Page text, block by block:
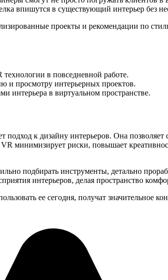
впишутся в существующий интерьер без
проекты и рекомендации по
в повседневной работе.
и просмотру интерьерных проектов.
интерьера в виртуальном пространстве.
к дизайну интерьеров. Она позволяет
минимизирует риски, повышает
подбирать инструменты, детально
интерьеров, делая пространство
ее сегодня, получат значительное